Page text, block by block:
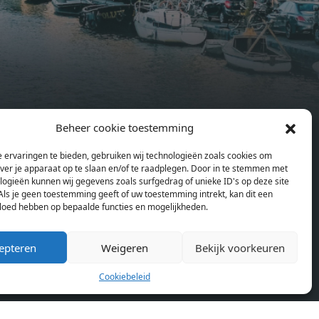
Beheer cookie toestemming
ervaringen te bieden, gebruiken wij technologieën zoals cookies om
je apparaat op te slaan en/of te raadplegen. Door in te stemmen met
kunnen wij gegevens zoals surfgedrag of unieke ID's op deze site
je geen toestemming geeft of uw toestemming intrekt, kan dit een
hebben op bepaalde functies en mogelijkheden.
Weigeren Bekijk voorkeuren
Cookiebeleid
and
open floor plan, a unique custom
kitchen, a bathroom and fitted
wardrobes. High-grade finishes
floor-to-ceiling windows with
layered treatments.Notice:
final, and should be used for
informative purpose only. They are
not contractual or binding. Energy
pass This building is not subject to
EnEV. - Flatscreen TV - Hairdryer -
Heating - Towels and sheets - Iron -
Hygiene utensils - Washing machine
- Oven - Microwave - Refrigerator -
Internet - Working desk Homelike
Pagina’s
Home
Blog
Over ons
Cookiebeleid (EU)